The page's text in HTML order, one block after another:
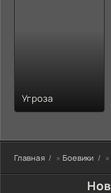
Угроза
Главная » Боевики